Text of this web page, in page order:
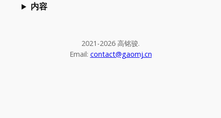
内容
2021-2026 高铭骏.
Email: contact@gaomj.cn